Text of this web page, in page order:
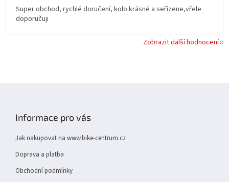
Super obchod, rychlé doručení, kolo krásné a seřízene,vřele
doporučuji
Zobrazit další hodnocení
Informace pro vás
Jak nakupovat na www.bike-centrum.cz
Doprava a platba
Obchodní podmínky